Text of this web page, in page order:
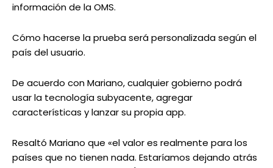
información de la OMS.
Cómo hacerse la prueba será personalizada según el
país del usuario.
De acuerdo con Mariano, cualquier gobierno podrá
usar la tecnología subyacente, agregar
características y lanzar su propia app.
Resaltó Mariano que «el valor es realmente para los
países que no tienen nada. Estaríamos dejando atrás